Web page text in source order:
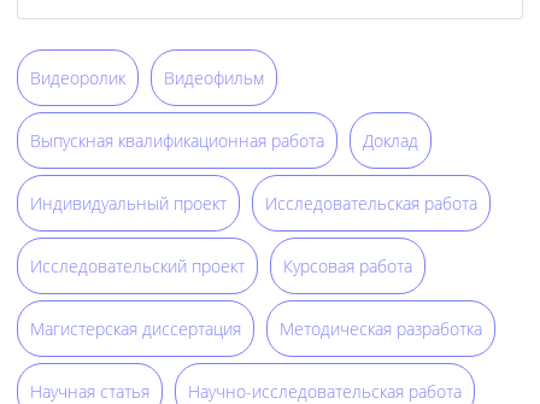
Видеоролик Видеофильм
Выпускная квалификационная работа Доклад
Индивидуальный проект Исследовательская работа
Исследовательский проект Курсовая работа
Магистерская диссертация Методическая разработка
Научная статья Научно-исследовательская работа